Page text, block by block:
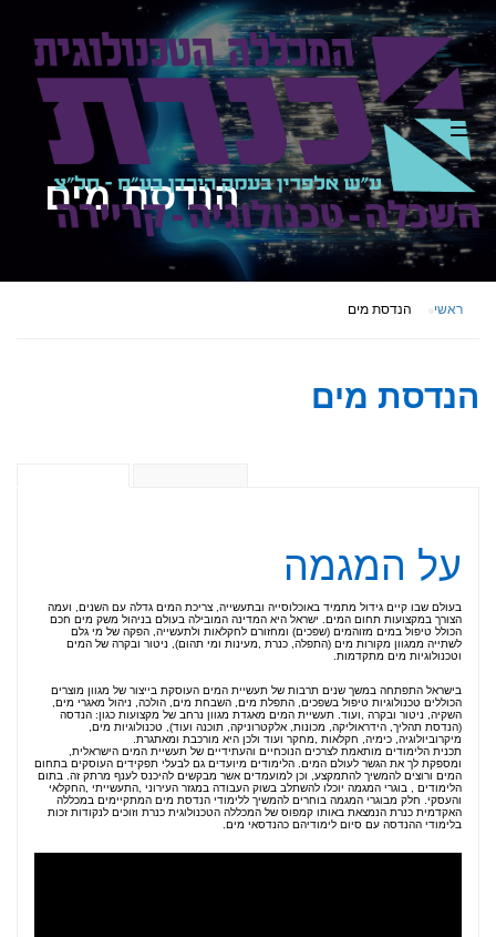
הנדסת מים
ראשי הנדסת מים
הנדסת מים
על המגמה
בעולם שבו קיים גידול מתמיד באוכלוסייה ובתעשייה, צריכת המים גדלה עם השנים, ועמה
הצורך במקצועות תחום המים. ישראל היא המדינה המובילה בעולם בניהול משק מים חכם
הכולל טיפול במים מזוהמים (שפכים) ומחזורם לחקלאות ולתעשייה, הפקה של מי גלם
לשתייה ממגוון מקורות מים (התפלה, כנרת ,מעינות ומי תהום), ניטור ובקרה של המים
וטכנולוגיות מים מתקדמות.
בישראל התפתחה במשך שנים תרבות של תעשיית המים העוסקת בייצור של מגוון מוצרים
הכוללים טכנולוגיות טיפול בשפכים, התפלת מים, השבחת מים, הולכה, ניהול מאגרי מים,
השקיה, ניטור ובקרה ,ועוד. תעשיית המים מאגדת מגוון נרחב של מקצועות כגון: הנדסה
(הנדסת תהליך, הידראוליקה, מכונות, אלקטרוניקה, תוכנה ועוד), טכנולוגיות מים,
מיקרוביולוגיה, כימיה, חקלאות ,מחקר ועוד ולכן היא מורכבת ומאתגרת.
תכנית הלימודים מותאמת לצרכים הנוכחיים והעתידיים של תעשיית המים הישראלית,
ומספקת לך את הגשר לעולם המים. הלימודים מיועדים גם לבעלי תפקידים העוסקים בתחום
המים ורוצים להמשיך להתמקצע, וכן למועמדים אשר מבקשים להיכנס לענף מרתק זה. בתום
הלימודים , בוגרי המגמה יוכלו להשתלב בשוק העבודה במגזר העירוני ,התעשייתי ,החקלאי
והעסקי. חלק מבוגרי המגמה בוחרים להמשיך ללימודי הנדסת מים המתקיימים במכללה
האקדמית כנרת הנמצאת באותו קמפוס של המכללה הטכנולוגית כנרת וזוכים לנקודות זכות
בלימודי ההנדסה עם סיום לימודיהם כהנדסאי מים.